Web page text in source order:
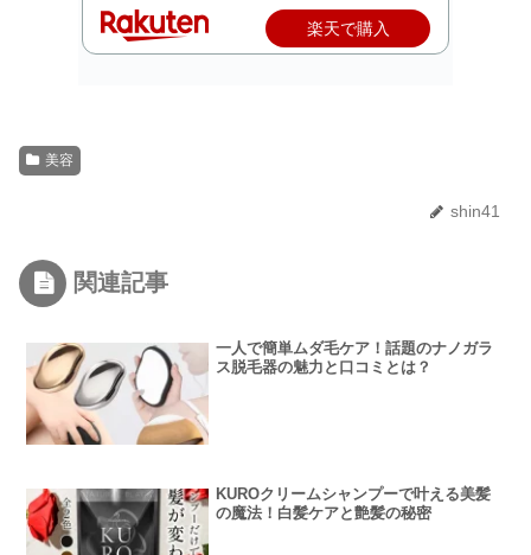
楽天で購入
美容
shin41
関連記事
一人で簡単ムダ毛ケア！話題のナノガラ
ス脱毛器の魅力と口コミとは？
KUROクリームシャンプーで叶える美髪
の魔法！白髪ケアと艶髪の秘密